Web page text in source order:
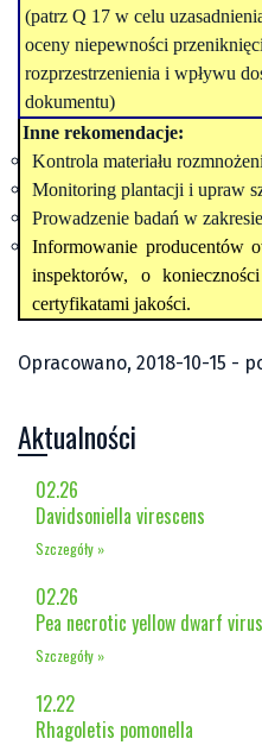
(patrz Q 17 w celu
oceny niepewności
rozprzestrzenienia i wpływu
dokumentu)
Inne rekomendacje:
Kontrola materiału
Monitoring plantacji i upraw
Prowadzenie badań w
Informowanie producentów
inspektorów, o
certyfikatami jakości.
Opracowano, 2018-10-15 -
Aktualności
02.26
Davidsoniella virescens
Szczegóły »
02.26
Pea necrotic yellow dwarf
Szczegóły »
12.22
Rhagoletis pomonella